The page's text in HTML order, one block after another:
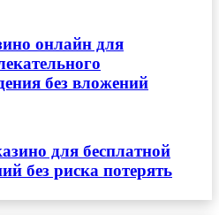
онлайн для
без вложений
для бесплатной
без риска потерять